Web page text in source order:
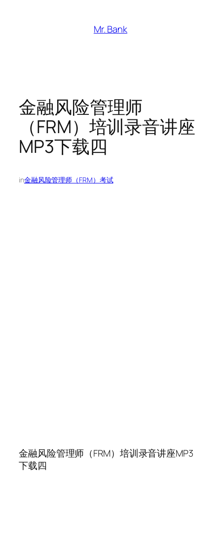
Mr. Bank
金融风险管理师
（FRM）培训录音讲座
MP3下载四
in金融风险管理师（FRM）考试
金融风险管理师（FRM）培训录音讲座MP3
下载四